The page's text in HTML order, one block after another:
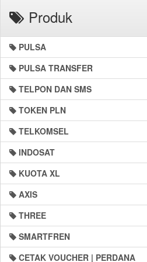
Produk
PULSA
PULSA TRANSFER
TELPON DAN SMS
TOKEN PLN
TELKOMSEL
INDOSAT
KUOTA XL
AXIS
THREE
SMARTFREN
CETAK VOUCHER | PERDANA